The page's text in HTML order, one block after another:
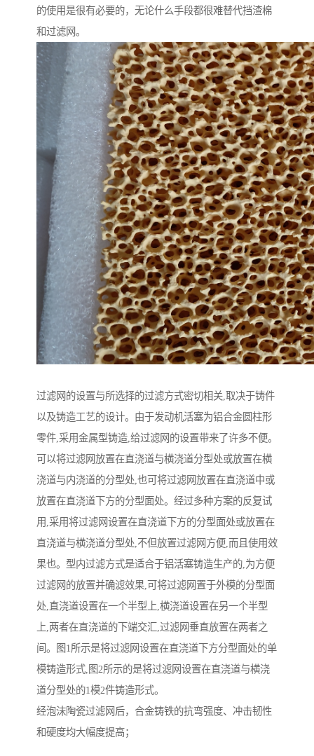
的使用是很有必要的，无论什么手段都很难替代挡渣棉
和过滤网。
过滤网的设置与所选择的过滤方式密切相关,取决于铸件
以及铸造工艺的设计。由于发动机活塞为铝合金圆柱形
零件,采用金属型铸造,给过滤网的设置带来了许多不便。
可以将过滤网放置在直浇道与横浇道分型处或放置在横
浇道与内浇道的分型处,也可将过滤网放置在直浇道中或
放置在直浇道下方的分型面处。经过多种方案的反复试
用,采用将过滤网设置在直浇道下方的分型面处或放置在
直浇道与横浇道分型处,不但放置过滤网方便,而且使用效
果也。型内过滤方式是适合于铝活塞铸造生产的,为方便
过滤网的放置并确滤效果,可将过滤网置于外模的分型面
处,直浇道设置在一个半型上,横浇道设置在另一个半型
上,两者在直浇道的下端交汇,过滤网垂直放置在两者之
间。图1所示是将过滤网设置在直浇道下方分型面处的单
模铸造形式,图2所示的是将过滤网设置在直浇道与横浇
道分型处的1模2件铸造形式。
经泡沫陶瓷过滤网后，合金铸铁的抗弯强度、冲击韧性
和硬度均大幅度提高；